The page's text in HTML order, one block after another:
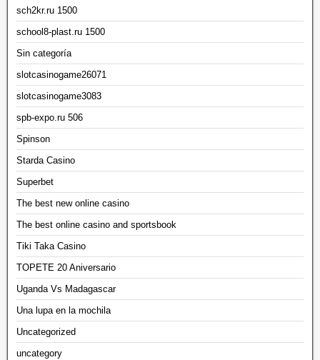
sch2kr.ru 1500
school8-plast.ru 1500
Sin categoría
slotcasinogame26071
slotcasinogame3083
spb-expo.ru 506
Spinson
Starda Casino
Superbet
The best new online casino
The best online casino and sportsbook
Tiki Taka Casino
TOPETE 20 Aniversario
Uganda Vs Madagascar
Una lupa en la mochila
Uncategorized
uncategory